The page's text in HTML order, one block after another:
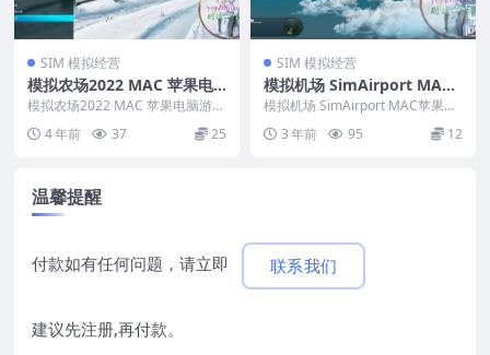
SIM 模拟经营
模拟农场2022 MAC 苹果电
脑游戏 繁体中文版 支援10.1
5 11 12 13 适用于APPLE CP
U
模拟农场2022 MAC 苹果电脑游戏
繁体中文版 支援10.15 11 12 ...
4 年前 37 25
SIM 模拟经营
模拟机场 SimAirport MAC
苹果电脑游戏 原生中文版 支
持12 13 14
模拟机场 SimAirport MAC苹果电
脑游戏 原生中文版 支持12 13 ...
3 年前 95 12
温馨提醒
付款如有任何问题，请立即 联系我们
建议先注册,再付款。